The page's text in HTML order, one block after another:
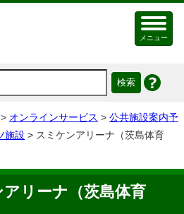
メニュー
> オンラインサービス > 公共施設案内予
施設 > スミケンアリーナ（茨島体育
リーナ（茨島体育